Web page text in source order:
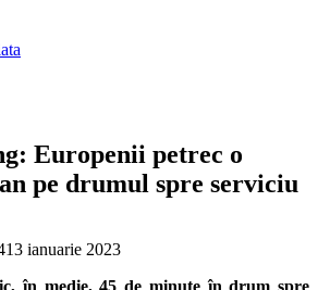
Europenii petrec o
pe drumul spre serviciu
13 ianuarie 2023
în medie, 45 de minute în drum spre